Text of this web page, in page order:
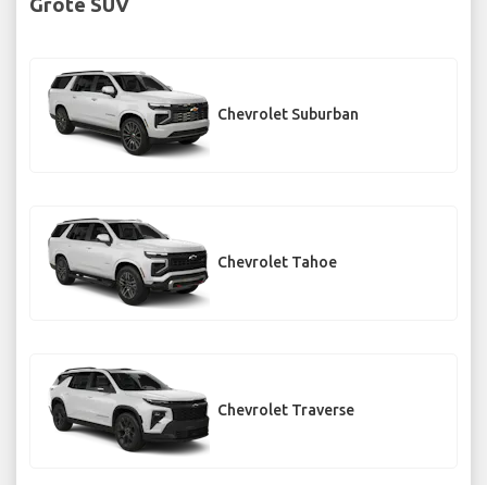
Chevrolet Suburban
Chevrolet Tahoe
Chevrolet Traverse